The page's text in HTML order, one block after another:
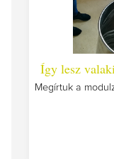
Így lesz
Megírtuk a